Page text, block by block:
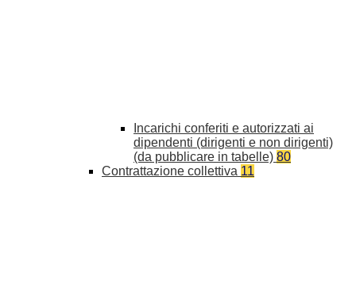
Incarichi conferiti e autorizzati ai
dipendenti (dirigenti e non dirigenti)
(da pubblicare in tabelle) 80
Contrattazione collettiva 11